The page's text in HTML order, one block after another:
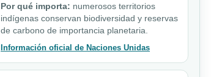
Por qué importa: numerosos territorios
indígenas conservan biodiversidad y reservas
de carbono de importancia planetaria.
Información oficial de Naciones Unidas